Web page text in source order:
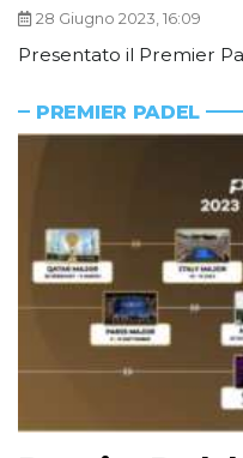
28 Giugno 2023, 16:09
Presentato il Premier
PREMIER PADEL